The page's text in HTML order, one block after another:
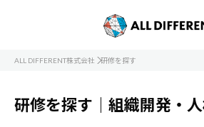
ALL DIFFERENT株式会社 研修を探す
研修を探す｜組織開発・